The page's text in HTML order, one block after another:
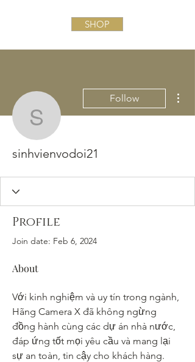
SHOP
sinhvienvodoi21
Follow
sinhvienvodoi21
Profile
Join date: Feb 6, 2024
About
Với kinh nghiệm và uy tín trong ngành,
Hãng Camera X đã không ngừng
đồng hành cùng các dự án nhà nước,
đáp ứng tốt mọi yêu cầu và mang lại
sự an toàn, tin cậy cho khách hàng.